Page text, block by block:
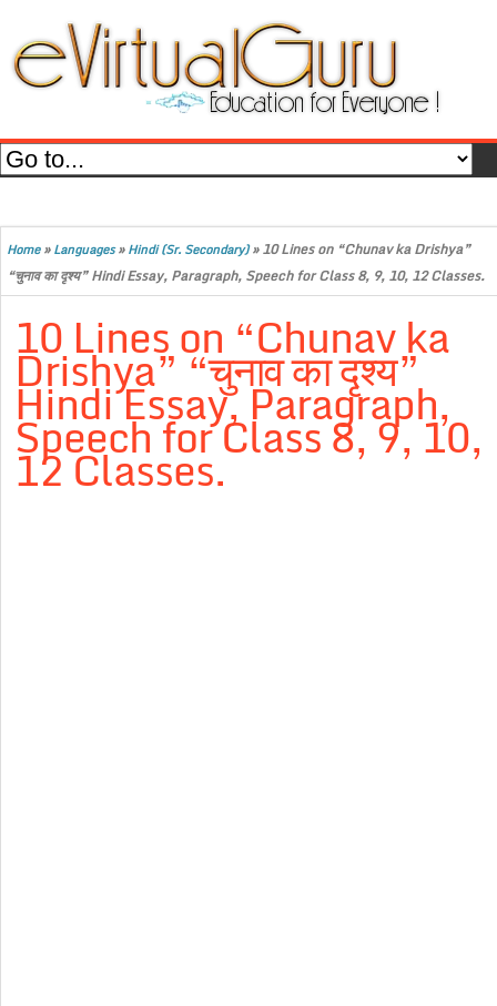
Home»Languages»Hindi (Sr. Secondary)»10 Lines on “Chunav ka Drishya”
“चुनाव का दृश्य” Hindi Essay, Paragraph, Speech for Class 8, 9, 10, 12 Classes.
10 Lines on “Chunav ka
Drishya” “चुनाव का दृश्य”
Hindi Essay, Paragraph,
Speech for Class 8, 9, 10,
12 Classes.